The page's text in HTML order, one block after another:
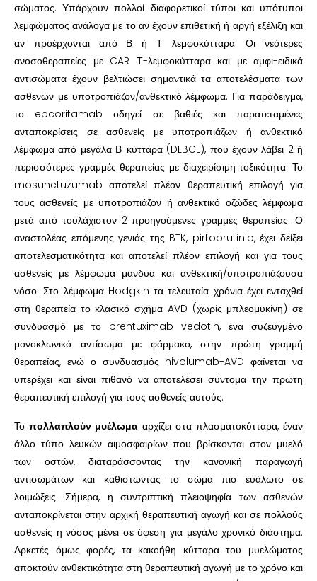
σώματος. Υπάρχουν πολλοί διαφορετικοί τύποι και υπότυποι
λεμφώματος ανάλογα με το αν έχουν επιθετική ή αργή εξέλιξη και
αν προέρχονται από Β ή Τ λεμφοκύτταρα. Οι νεότερες
ανοσοθεραπείες με CAR Τ-λεμφοκύτταρα και με αμφι-ειδικά
αντισώματα έχουν βελτιώσει σημαντικά τα αποτελέσματα των
ασθενών με υποτροπιάζον/ανθεκτικό λέμφωμα. Για παράδειγμα,
το epcoritamab οδηγεί σε βαθιές και παρατεταμένες
ανταποκρίσεις σε ασθενείς με υποτροπιάζων ή ανθεκτικό
λέμφωμα από μεγάλα Β-κύτταρα (DLBCL), που έχουν λάβει 2 ή
περισσότερες γραμμές θεραπείας με διαχειρίσιμη τοξικότητα. Το
mosunetuzumab αποτελεί πλέον θεραπευτική επιλογή για
τους ασθενείς με υποτροπιάζον ή ανθεκτικό οζώδες λέμφωμα
μετά από τουλάχιστον 2 προηγούμενες γραμμές θεραπείας. Ο
αναστολέας επόμενης γενιάς της BTK, pirtobrutinib, έχει δείξει
αποτελεσματικότητα και αποτελεί πλέον επιλογή και για τους
ασθενείς με λέμφωμα μανδύα και ανθεκτική/υποτροπιάζουσα
νόσο. Στο λέμφωμα Hodgkin τα τελευταία χρόνια έχει ενταχθεί
στη θεραπεία το κλασικό σχήμα AVD (χωρίς μπλεομυκίνη) σε
συνδυασμό με το brentuximab vedotin, ένα συζευγμένο
μονοκλωνικό αντίσωμα με φάρμακο, στην πρώτη γραμμή
θεραπείας, ενώ ο συνδυασμός nivolumab-AVD φαίνεται να
υπερέχει και είναι πιθανό να αποτελέσει σύντομα την πρώτη
θεραπευτική επιλογή για τους ασθενείς αυτούς.
Το πολλαπλούν μυέλωμα αρχίζει στα πλασματοκύτταρα, έναν
άλλο τύπο λευκών αιμοσφαιρίων που βρίσκονται στον μυελό
των οστών, διαταράσσοντας την κανονική παραγωγή
αντισωμάτων και καθιστώντας το σώμα πιο ευάλωτο σε
λοιμώξεις. Σήμερα, η συντριπτική πλειοψηφία των ασθενών
ανταποκρίνεται στην αρχική θεραπευτική αγωγή και σε πολλούς
ασθενείς η νόσος μένει σε ύφεση για μεγάλο χρονικό διάστημα.
Αρκετές όμως φορές, τα κακοήθη κύτταρα του μυελώματος
αποκτούν ανθεκτικότητα στη θεραπευτική αγωγή με το χρόνο και